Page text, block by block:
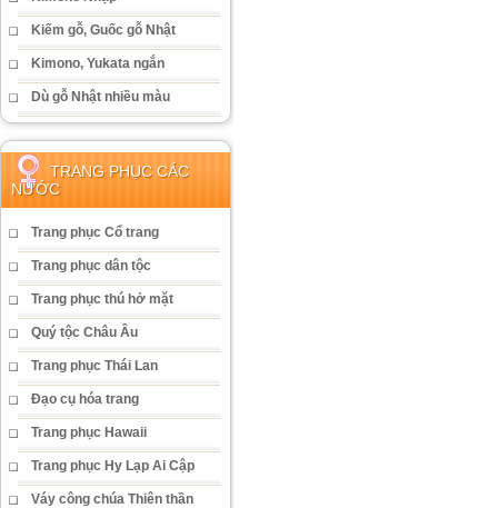
Kiếm gỗ, Guốc gỗ Nhật
Kimono, Yukata ngắn
Dù gỗ Nhật nhiều màu
TRANG PHỤC CÁC
NƯỚC
Trang phục Cổ trang
Trang phục dân tộc
Trang phục thú hở mặt
Quý tộc Châu Âu
Trang phục Thái Lan
Đạo cụ hóa trang
Trang phục Hawaii
Trang phục Hy Lạp Ai Cập
Váy công chúa Thiên thần